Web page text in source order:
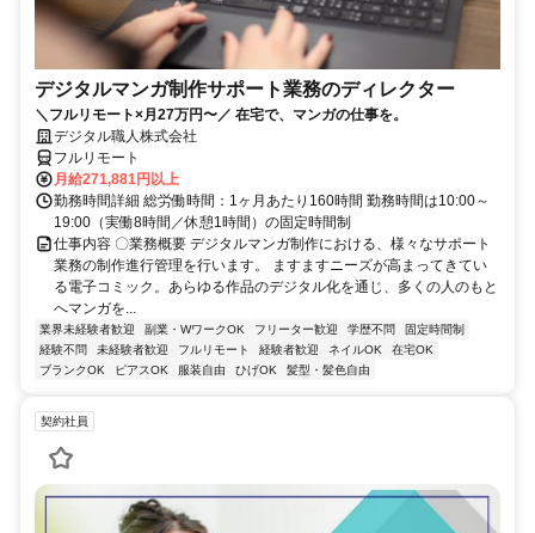
デジタルマンガ制作サポート業務のディレクター
＼フルリモート×月27万円〜／ 在宅で、マンガの仕事を。
デジタル職人株式会社
フルリモート
月給271,881円以上
勤務時間詳細 総労働時間：1ヶ月あたり160時間 勤務時間は10:00～
19:00（実働8時間／休憩1時間）の固定時間制
仕事内容 〇業務概要 デジタルマンガ制作における、様々なサポート
業務の制作進行管理を行います。 ますますニーズが高まってきてい
る電子コミック。あらゆる作品のデジタル化を通じ、多くの人のもと
へマンガを...
業界未経験者歓迎 副業・WワークOK フリーター歓迎 学歴不問
固定時間制
経験不問
未経験者歓迎 フルリモート 経験者歓迎 ネイルOK
在宅OK
ブランクOK
ピアスOK 服装自由 ひげOK 髪型・髪色自由
契約社員